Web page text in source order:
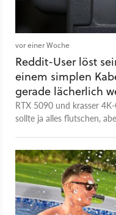
vor einer Woche
Reddit-User löst
einem simplen
gerade lächerlich
RTX 5090 und krasser
sollte ja alles flutschen,